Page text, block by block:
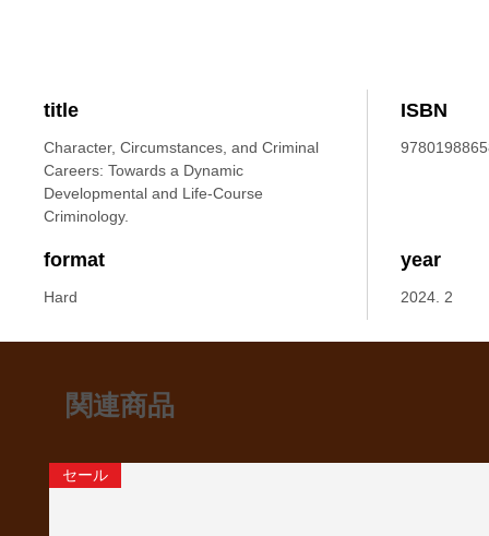
title
Character, Circumstances, and Criminal
Careers: Towards a Dynamic
Developmental and Life-Course
Criminology.
ISBN
format
Hard
year
2024. 2
関連商品
セール